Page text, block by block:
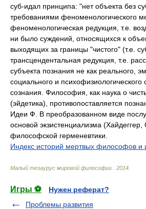
суб-идал принципа: "нет объекта без
требованиями феноменологического
феноменологическая редукция, т.е.
ни было суждений, относящихся к
выходящих за границы "чистого" (т.е.
трансцендентальная редукция, т.е.
субъекта познания не как реального,
социального и психофизиологического
сознания. Философия, как наука о
(эйдетика), противопоставляется
Идеи Ф. В преобразованном виде
основой экзистенциализма (Хайдеггер,
философской герменевтики.
Индекс историй мертвых философов и
Малый тезаурус мировой философии 2014
Игры ⚽
Нужен реферат?
Проблемы развития